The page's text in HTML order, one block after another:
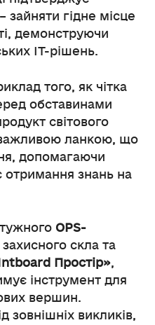
зайняти гідне місце
демонструючи
IT-рішень.
того, як чітка
обставинами
світового
важливою ланкою, що
допомагаючи
знань на
OPS-
скла та
Простір»,
інструмент для
вершин.
зовнішніх викликів,